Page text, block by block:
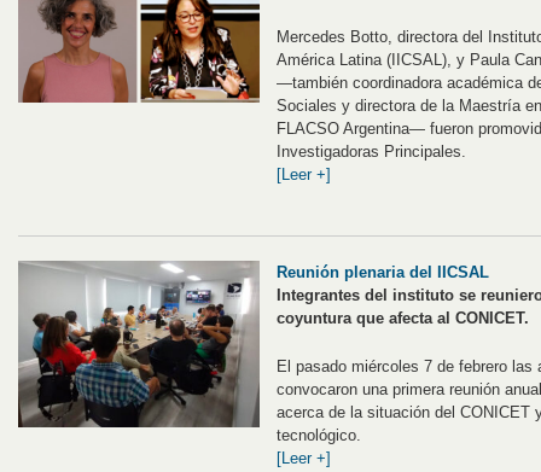
Mercedes Botto, directora del
América Latina (IICSAL), y Paula
―también coordinadora académica
Sociales y directora de la Maestría
FLACSO Argentina― fueron
Investigadoras Principales.
[Leer +]
Reunión plenaria del IICSAL
Integrantes del instituto se
coyuntura que afecta al CONICET.
El pasado miércoles 7 de febrero las
convocaron una primera reunión
acerca de la situación del
tecnológico.
[Leer +]